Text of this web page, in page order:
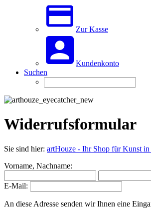
Zur Kasse
Kundenkonto
Suchen
Widerrufsformular
Sie sind hier: artHouze - Ihr Shop für Kunst in
Vorname, Nachname:
E-Mail:
An diese Adresse senden wir Ihnen eine